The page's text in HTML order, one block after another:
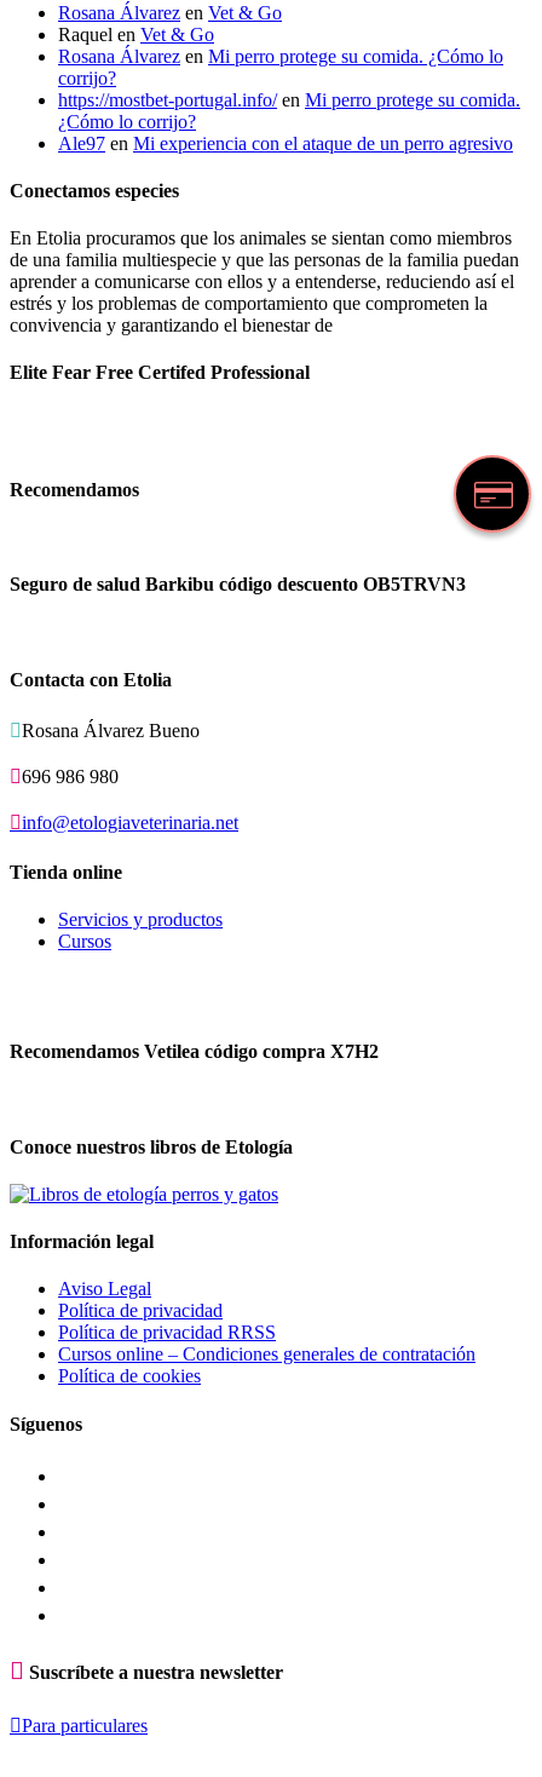
Rosana Álvarez en Vet & Go
Raquel en Vet & Go
Rosana Álvarez en Mi perro protege su comida. ¿Cómo lo
corrijo?
https://mostbet-portugal.info/en Mi perro protege su comida.
¿Cómo lo corrijo?
Ale97 en Mi experiencia con el ataque de un perro agresivo
Conectamos especies
En Etolia procuramos que los animales se sientan como miembros
de una familia multiespecie y que las personas de la familia puedan
aprender a comunicarse con ellos y a entenderse, reduciendo así el
estrés y los problemas de comportamiento que comprometen la
convivencia y garantizando el bienestar de
Elite Fear Free Certifed Professional
Recomendamos
Seguro de salud Barkibu código descuento OB5TRVN3
Contacta con Etolia
Rosana Álvarez Bueno
696 986 980
info@etologiaveterinaria.net
Tienda online
Servicios y productos
Cursos
Recomendamos Vetilea código compra X7H2
Conoce nuestros libros de Etología
Información legal
Aviso Legal
Política de privacidad
Política de privacidad RRSS
Cursos online – Condiciones generales de contratación
Política de cookies
Síguenos
 Suscríbete a nuestra newsletter
Para particulares